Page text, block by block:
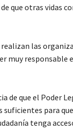
que otras vidas
las
muy responsable
de que el Poder
suficientes para
tenga